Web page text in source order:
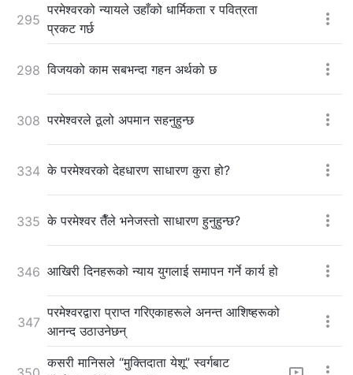
295
परमेश्‍वरको न्यायले उहाँको धार्मिकता र पवित्रता
प्रकट गर्छ
298 विजयको काम सबभन्दा गहन अर्थको छ
308 परमेश्‍वरले ठूलो अपमान सहनुहुन्छ
334 के परमेश्‍वरको देहधारण साधारण कुरा हो?
335 के परमेश्‍वर तैँले भनेजस्तो साधारण हुनुहुन्छ?
346 आखिरी दिनहरूको न्याय युगलाई समापन गर्ने कार्य हो
347
परमेश्‍वरद्वारा प्राप्त गरिएकाहरूले अनन्त आशिष्हरूको
आनन्द उठाउनेछन्
कसरी मानिसले “मुक्तिदाता येशू” स्वर्गबाट